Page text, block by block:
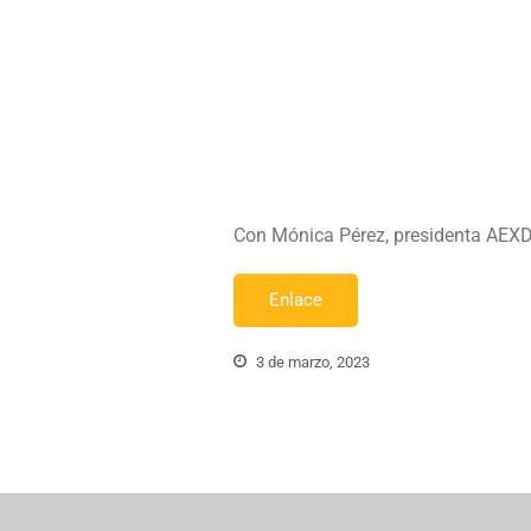
Con Mónica Pérez, presidenta
Enlace
3 de marzo, 2023